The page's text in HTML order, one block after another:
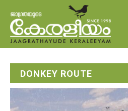
DONKEY ROUTE